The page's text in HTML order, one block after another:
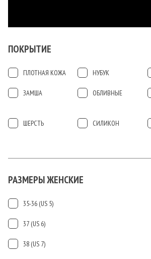
ПОКРЫТИЕ
ПЛОТНАЯ КОЖА НУБУК
ЗАМША ОБЛИВНЫЕ
ШЕРСТЬ СИЛИКОН
РАЗМЕРЫ ЖЕНСКИЕ
35-36 (US 5)
37 (US 6)
38 (US 7)